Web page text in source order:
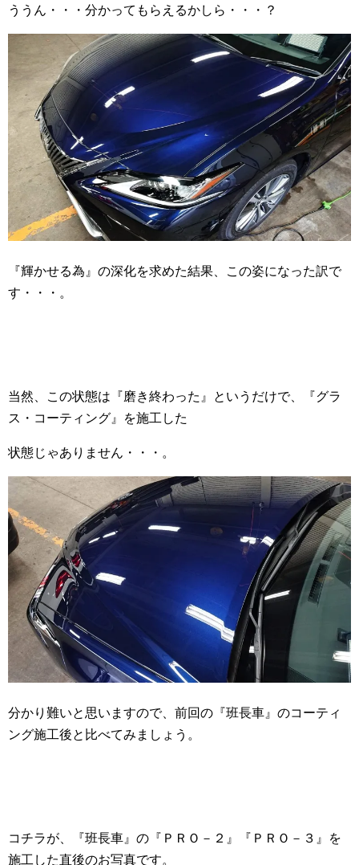
ううん・・・分かってもらえるかしら・・・？
『輝かせる為』の深化を求めた結果、この姿になった訳で
す・・・。
当然、この状態は『磨き終わった』というだけで、『グラ
ス・コーティング』を施工した
状態じゃありません・・・。
分かり難いと思いますので、前回の『班長車』のコーティ
ング施工後と比べてみましょう。
コチラが、『班長車』の『ＰＲＯ－２』『ＰＲＯ－３』を
施工した直後のお写真です。